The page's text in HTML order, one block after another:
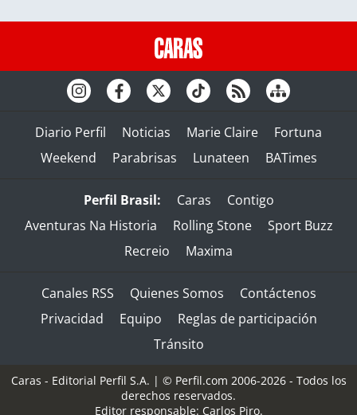
Diario Perfil Noticias Marie Claire
Fortuna
Weekend
Parabrisas Lunateen BATimes
Perfil Brasil: Caras
Contigo
Aventuras Na Historia
Rolling Stone
Sport Buzz
Recreio
Maxima
Canales RSS Quienes Somos
Contáctenos
Privacidad
Equipo
Reglas de participación
Tránsito
Caras - Editorial Perfil S.A. | © Perfil.com 2006-2026 - Todos los
derechos reservados.
Editor responsable: Carlos Piro.